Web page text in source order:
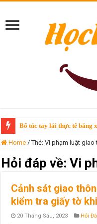
Bổ túc tay lái thực tế bằng
Home / Thẻ:Vi phạm luật giao
Hỏi đáp về:Vi
Cảnh sát giao
kiểm tra giấy tờ
20 Tháng Sáu, 2023 Hỏi